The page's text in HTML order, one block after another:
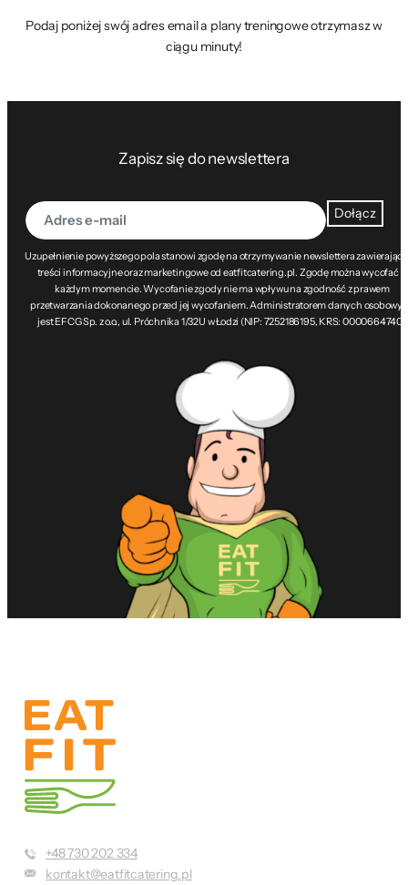
Podaj poniżej swój adres email a plany treningowe otrzymasz w
ciągu minuty!
Zapisz się do newslettera
Uzupełnienie powyższego pola stanowi zgodę na otrzymywanie newslettera
treści informacyjne oraz marketingowe od eatfitcatering.pl. Zgodę można wycofać w
każdym momencie. Wycofanie zgody nie ma wpływu na zgodność z prawem
przetwarzania dokonanego przed jej wycofaniem. Administratorem danych
jest EFCG Sp. z o.o., ul. Próchnika 1/32U w Łodzi (NIP: 7252186195, KRS: 0000664740).
Dołącz
+48 730 202 334
kontakt@eatfitcatering.pl